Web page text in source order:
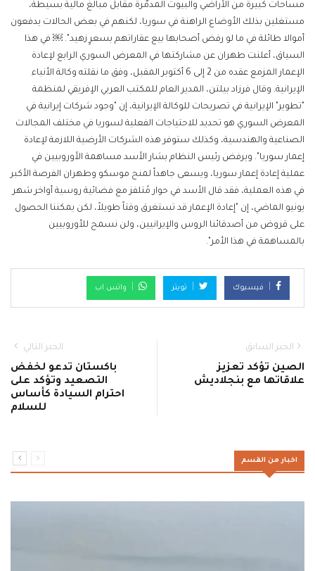
مساحات كبيرة من الأراضي والبيوت المدمّرة مقابل مبالغ مالية بسيطة،
مستغلين بذلك الأوضاع الراهنة في سوريا، لكنهم في بعض الحالات يدفعون
أموالا طائلة في ما لو رفض أصحابها بيع عقاراتهم بسعرٍ زهيد". ￼ في هذا
السياق، أعلنت طهران عن مشاركتها في المعرض السوري الرابع لإعادة
الإعمار المزمع عقده من 2 إلى 6 أكتوبر المقبل، وفق ما نقلته وكالة الأنباء
الإيرانية. وقال فرزاد بيلتن، المدير العام للمكتب العربي الإفريقي لمنظمة
"تطوير" الإيرانية في تصريحات للوكالة الإيرانية، إن "وجود شركات إيرانية في
المعرض السوري هو تحديد للاحتياجات الفعلية لسوريا في مختلف المجالات
الصناعية والهندسية، وكذلك ستوفر هذه الشركات الأرضية اللازمة لإعادة
إعمار سوريا". ويرفض رئيس النظام بشار الأسد مساهمة الأوروبيين في
عملية إعادة إعمار سوريا، ويسعى جاهداً لمنح موسكو وطهران الفرصة الأكبر
في هذه العملية، فقد قال الأسد في حوار مُتلفز مع فضائية روسية أواخر شهر
يونيو الماضي، إن "إعادة الإعمار قد تستغرق وقتاً طويلاً، لكن يمكننا الحصول
على قروض من أصدقائنا الروس والإيرانيين، ولن نسمح للأوروبيين
بالمساهمة في هذا الأمر".
فيسبوك تويتر واتس اب
الخبر السابق
الصين تؤكد تعزيز
علاقاتها مع بنجلاديش
الخبر التالي
باكستان تدعو لخفض
التصعيد وتؤكد على
احترام السيادة كأساس
للسلام
اخبار من القسم